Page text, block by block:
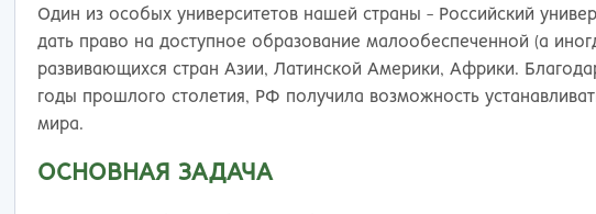
Барнаул
Белгород
Бийск
Благовещенск
Великий Новгород
Липецк
Махачкала
Москва
Один из особых университетов нашей страны - Российский
дать право на доступное образование малообеспеченной (а
развивающихся стран Азии, Латинской Америки, Африки.
годы прошлого столетия, РФ получила возможность
мира.
ОСНОВНАЯ ЗАДАЧА